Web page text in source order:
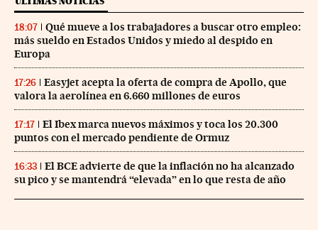
18:07
Qué mueve a los trabajadores a buscar otro empleo:
más sueldo en Estados Unidos y miedo al despido en
Europa
17:26
Easyjet acepta la oferta de compra de Apollo, que
valora la aerolínea en 6.660 millones de euros
17:17
El Ibex marca nuevos máximos y toca los 20.300
puntos con el mercado pendiente de Ormuz
16:33
El BCE advierte de que la inflación no ha alcanzado
su pico y se mantendrá “elevada” en lo que resta de año